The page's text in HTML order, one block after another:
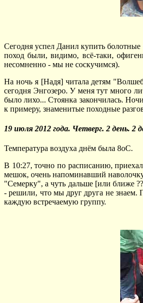
Сегодня успел Данил купить
поход были, видимо, всё-таки,
несомненно - мы не соскучимся).
На ночь я [Надя] читала детям
сегодня Энгозеро. У меня тут много
было лихо... Стоянка закончилась.
к примеру, знаменитые походные
19 июля 2012 года. Четверг. 2 день. 2
Температура воздуха днём была 8оС.
В 10:27, точно по расписанию,
мешок, очень напоминавший
"Семерку", а чуть дальше [или ближе
- решили, что мы друг друга не
каждую встречаемую группу.